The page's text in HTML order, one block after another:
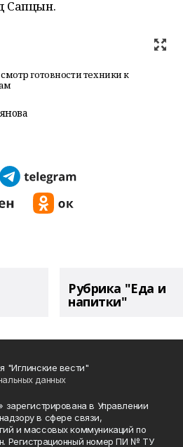
Сапцын.
готовности техники к
Рубрика "Еда и
напитки"
"Иглинские вести"
данных
зарегистрирована в Управлении
в сфере связи,
и массовых коммуникаций по
Регистрационный номер ПИ № ТУ